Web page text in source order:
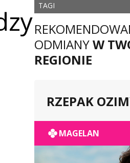
TAGI
ODMIANYW
REGIONIE
RZEPAK
MAGELAN